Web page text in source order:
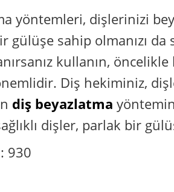
yöntemleri, dişlerinizi
gülüşe sahip olmanızı
kullanın,
Diş hekiminiz,
diş beyazlatma
dişler, parlak bir
930